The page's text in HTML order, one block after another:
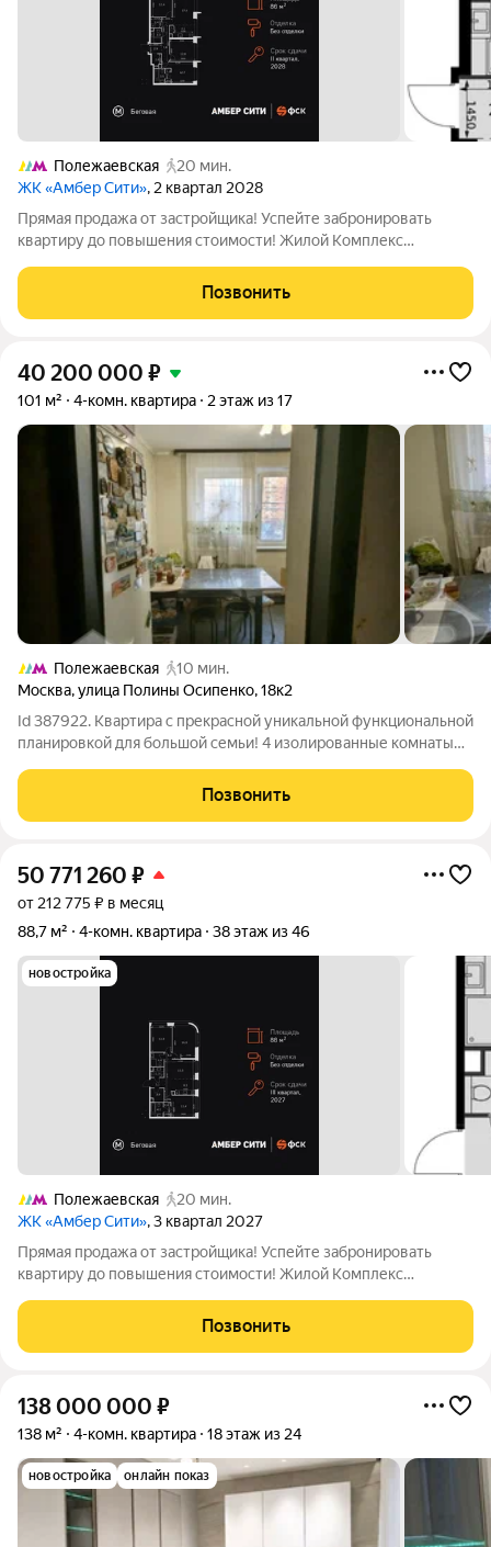
Полежаевская
20 мин.
ЖК «Амбер Сити», 2 квартал 2028
Прямая продажа от застройщика! Успейте забронировать
квартиру до повышения стоимости! Жилой Комплекс
площадью 86.7 кв.м. на 24-м этаже 57 этажного здания. Без
отделки. - Мастер-зона с санузлом и
Позвонить
40 200 000 ₽
101 м² 4-комн. квартира 2 этаж из 17
Полежаевская
10 мин.
Москва,улица Полины Осипенко,18к2
Id 387922. Квартира с прекрасной уникальной функциональной
планировкой для большой семьи! 4 изолированные комнаты
Позвонить
50 771 260 ₽
от 212 775 ₽ в месяц
88,7 м²
4-комн. квартира 38 этаж из 46
новостройка
Полежаевская
20 мин.
ЖК «Амбер Сити», 3 квартал 2027
Прямая продажа от застройщика! Успейте забронировать
квартиру до повышения стоимости! Жилой Комплекс
площадью 88.7 кв.м. на 38-м этаже 46 этажного здания. Без
отделки. - Мастер-зона с санузлом и
Позвонить
138 000 000 ₽
138 м² 4-комн. квартира 18 этаж из 24
новостройка онлайн показ